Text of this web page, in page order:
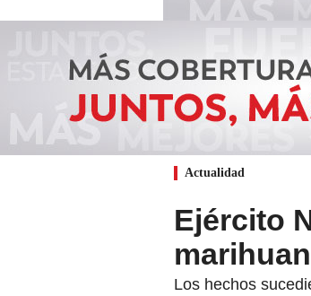
Actualidad
Ejército
Los hechos